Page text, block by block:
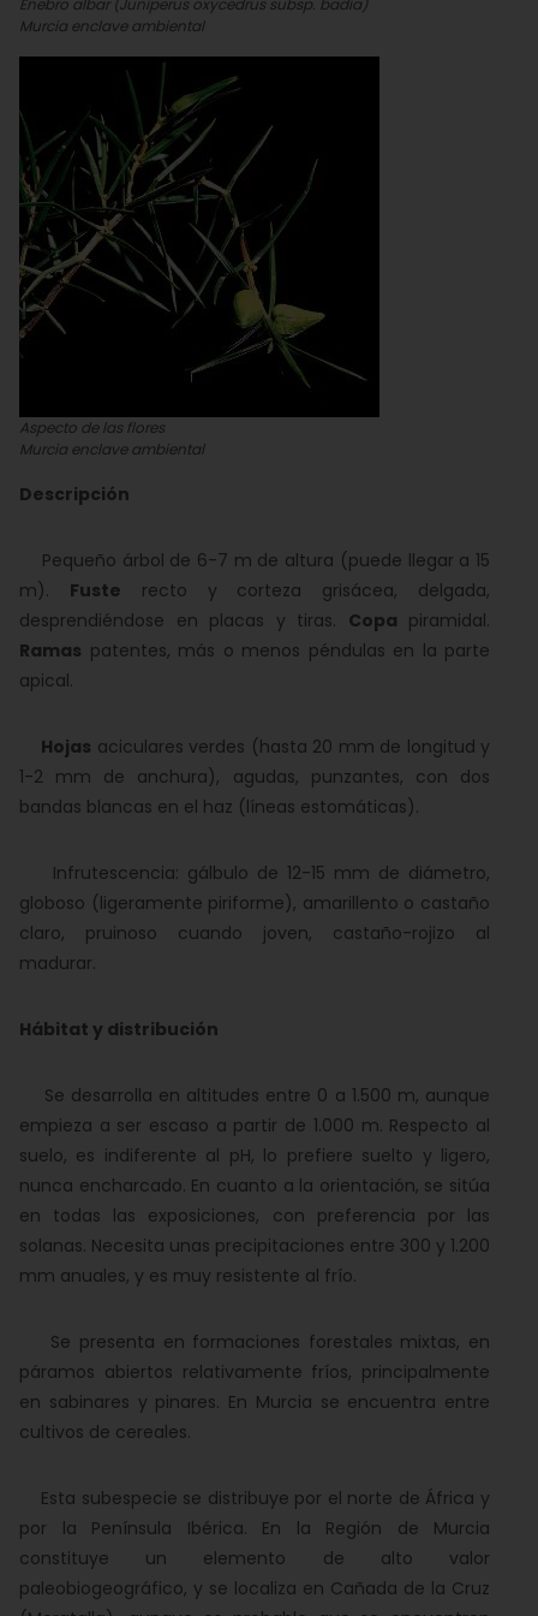
Enebro albar (Juniperus oxycedrus subsp. badia)
Murcia enclave ambiental
Aspecto de las flores
Murcia enclave ambiental
Descripción
Pequeño árbol de 6-7 m de altura (puede llegar a 15
m). Fuste recto y corteza grisácea, delgada,
desprendiéndose en placas y tiras. Copa piramidal.
Ramas patentes, más o menos péndulas en la parte
apical.
Hojas aciculares verdes (hasta 20 mm de longitud y
1-2 mm de anchura), agudas, punzantes, con dos
bandas blancas en el haz (líneas estomáticas).
Infrutescencia: gálbulo de 12-15 mm de diámetro,
globoso (ligeramente piriforme), amarillento o castaño
claro, pruinoso cuando joven, castaño-rojizo al
madurar.
Hábitat y distribución
Se desarrolla en altitudes entre 0 a 1.500 m, aunque
empieza a ser escaso a partir de 1.000 m. Respecto al
suelo, es indiferente al pH, lo prefiere suelto y ligero,
nunca encharcado. En cuanto a la orientación, se sitúa
en todas las exposiciones, con preferencia por las
solanas. Necesita unas precipitaciones entre 300 y 1.200
mm anuales, y es muy resistente al frío.
Se presenta en formaciones forestales mixtas, en
páramos abiertos relativamente fríos, principalmente
en sabinares y pinares. En Murcia se encuentra entre
cultivos de cereales.
Esta subespecie se distribuye por el norte de África y
por la Península Ibérica. En la Región de Murcia
constituye un elemento de alto valor
paleobiogeográfico, y se localiza en Cañada de la Cruz